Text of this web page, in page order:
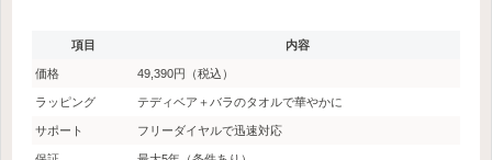
項目 内容
価格 49,390円（税込）
ラッピング テディベア＋バラのタオルで華やかに
サポート フリーダイヤルで迅速対応